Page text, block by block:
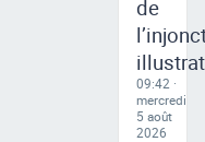
de
09:42 ·
mercredi
5 août
2026